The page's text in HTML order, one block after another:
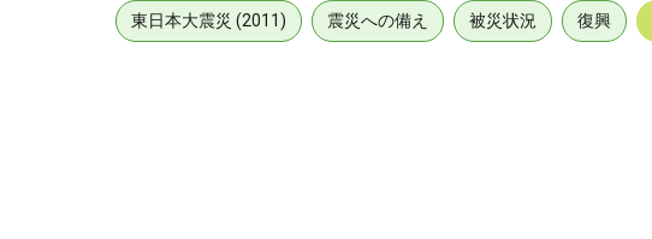
東日本大震災 (2011) 震災への備え 被災状況 復興